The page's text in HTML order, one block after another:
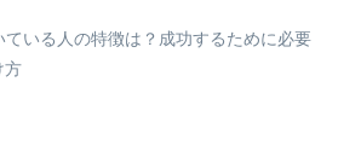
いる人の特徴は？成功するために必要
方